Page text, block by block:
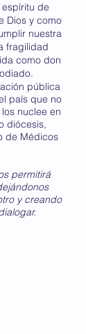
de
Dios y como
nuestra
fragilidad
como don
pública
país que no
nuclee en
diócesis,
de Médicos
permitirá
y creando